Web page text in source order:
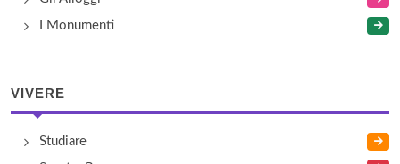
I Monumenti
VIVERE
Studiare